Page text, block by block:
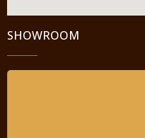
SHOWROOM